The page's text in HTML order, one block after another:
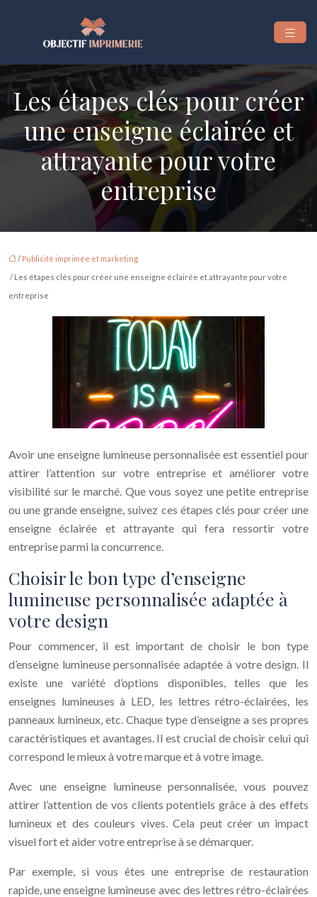
Les étapes clés pour créer
une enseigne éclairée et
attrayante pour votre
entreprise
/ Publicité imprimée et marketing
/ Les étapes clés pour créer une enseigne éclairée et attrayante pour votre
entreprise
Avoir une enseigne lumineuse personnalisée est essentiel pour
attirer l’attention sur votre entreprise et améliorer votre
visibilité sur le marché. Que vous soyez une petite entreprise
ou une grande enseigne, suivez ces étapes clés pour créer une
enseigne éclairée et attrayante qui fera ressortir votre
entreprise parmi la concurrence.
Choisir le bon type d’enseigne
lumineuse personnalisée adaptée à
votre design
Pour commencer, il est important de choisir le bon type
d’enseigne lumineuse personnalisée adaptée à votre design. Il
existe une variété d’options disponibles, telles que les
enseignes lumineuses à LED, les lettres rétro-éclairées, les
panneaux lumineux, etc. Chaque type d’enseigne a ses propres
caractéristiques et avantages. Il est crucial de choisir celui qui
correspond le mieux à votre marque et à votre image.
Avec une enseigne lumineuse personnalisée, vous pouvez
attirer l’attention de vos clients potentiels grâce à des effets
lumineux et des couleurs vives. Cela peut créer un impact
visuel fort et aider votre entreprise à se démarquer.
Par exemple, si vous êtes une entreprise de restauration
rapide, une enseigne lumineuse avec des lettres rétro-éclairées